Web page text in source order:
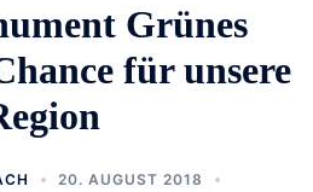
Grünes
für unsere
20. AUGUST 2018